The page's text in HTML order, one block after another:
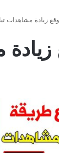
زيادة مشاهدات